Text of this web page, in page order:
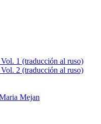
1 (traducción al ruso)
2 (traducción al ruso)
Mejan